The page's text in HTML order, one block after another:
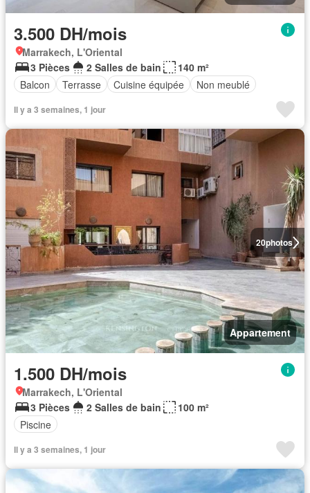
3.500 DH/mois
Marrakech, L'Oriental
3 Pièces
2 Salles de bain
140 m²
Balcon
Terrasse Cuisine équipée Non meublé
Il y a 3 semaines, 1 jour
20photos
Appartement
1.500 DH/mois
Marrakech, L'Oriental
3 Pièces
2 Salles de bain
100 m²
Piscine
Il y a 3 semaines, 1 jour